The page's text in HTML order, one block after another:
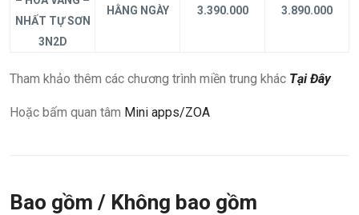
NHẤT TỰ SƠN
3N2D
HẰNG NGÀY 3.390.000 3.890.000
Tham khảo thêm các chương trình miền trung khác Tại Đây
Hoặc bấm quan tâm Mini apps/ZOA
Bao gồm / Không bao gồm